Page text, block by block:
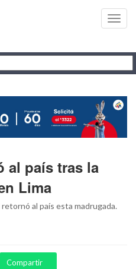
al país tras la
Lima
al país esta madrugada.
Compartir